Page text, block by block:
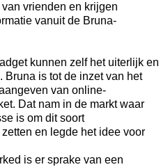
vrienden en krijgen
vanuit de Bruna-
kunnen zelf het uiterlijk en
is tot de inzet van het
van online-
Dat nam in de markt waar
is om dit soort
en legde het idee voor
is er sprake van een